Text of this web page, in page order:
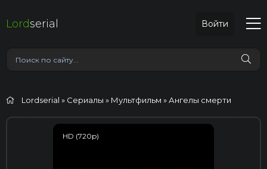
Lordserial Войти
Lordserial » Сериалы » Мультфильм » Ангелы смерти
HD (720p)